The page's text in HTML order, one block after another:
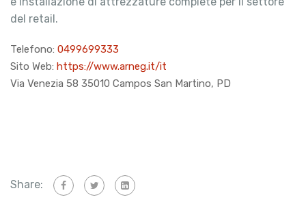
del retail.
Telefono: 0499699333
Sito Web: https://www.arneg.it/it
Via Venezia 58 35010 Campos San Martino, PD
Share: